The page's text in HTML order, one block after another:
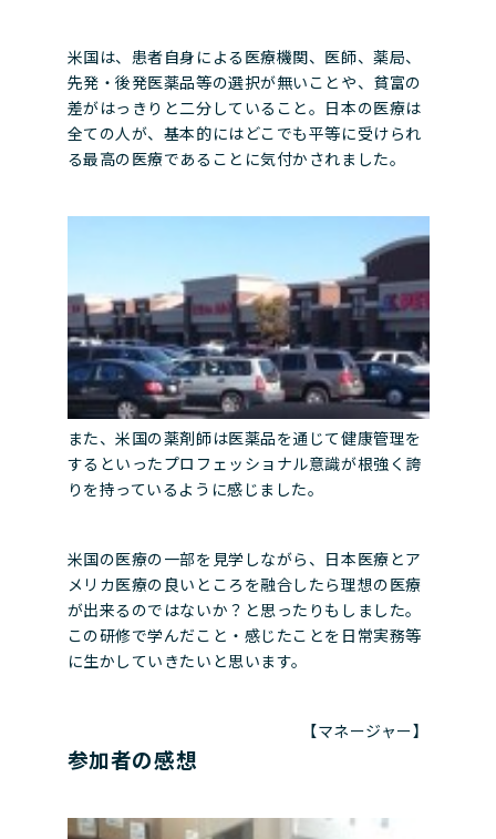
米国は、患者自身による医療機関、医師、薬局、
先発・後発医薬品等の選択が無いことや、貧富の
差がはっきりと二分していること。日本の医療は
全ての人が、基本的にはどこでも平等に受けられ
る最高の医療であることに気付かされました。
また、米国の薬剤師は医薬品を通じて健康管理を
するといったプロフェッショナル意識が根強く誇
りを持っているように感じました。
米国の医療の一部を見学しながら、日本医療とア
メリカ医療の良いところを融合したら理想の医療
が出来るのではないか？と思ったりもしました。
この研修で学んだこと・感じたことを日常実務等
に生かしていきたいと思います。
【マネージャー】
参加者の感想